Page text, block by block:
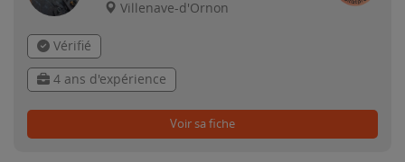
Villenave-d'Ornon
Vérifié
4 ans d'expérience
Voir sa fiche